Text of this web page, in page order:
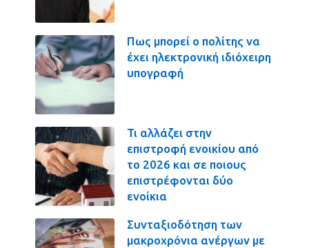
Πως μπορεί ο πολίτης να
έχει ηλεκτρονική ιδιόχειρη
υπογραφή
Τι αλλάζει στην
επιστροφή ενοικίου από
το 2026 και σε ποιους
επιστρέφονται δύο
ενοίκια
Συνταξιοδότηση των
μακροχρόνια ανέργων με